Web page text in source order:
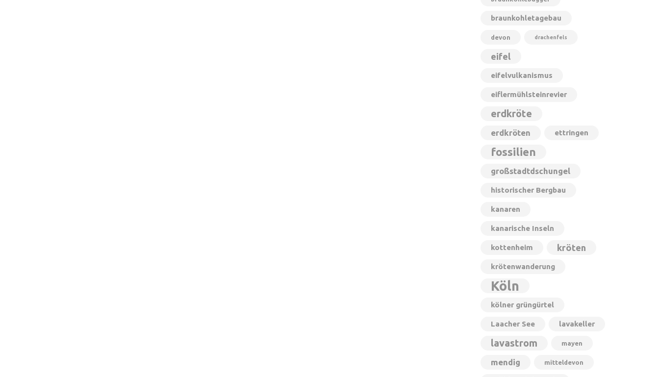
braunkohletagebau
devon drachenfels
eifel
eifelvulkanismus
eiflermühlsteinrevier
erdkröte
erdkröten ettringen
fossilien
großstadtdschungel
historischer Bergbau
kanaren
kanarische Inseln
kottenheim kröten
krötenwanderung
Köln
kölner grüngürtel
Laacher See lavakeller
lavastrom mayen
mendig mitteldevon